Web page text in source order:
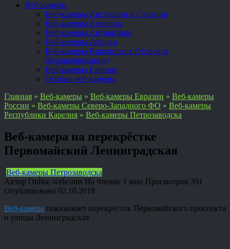
Веб-камеры
Веб-камеры Австралии и Океании
Веб-камеры Америки
Веб-камеры Антарктики
Веб-камеры Африки
Веб-камеры Виргинских Островов
(Великобритания)
Веб-камеры Евразии
Особые веб-камеры
Главная » Веб-камеры » Веб-камеры Евразии » Веб-камеры
России » Веб-камеры Северо-Западного ФО » Веб-камеры
Республики Карелия » Веб-камеры Петрозаводска
Веб-камера на перекрёстке
Первомайский Ленинградская
Веб-камеры Петрозаводска
Автор Online.webcams На чтение 1 мин Просмотров 391
Опубликовано 02.10.2018
Веб-камера показывает перекрёсток Первомайского проспекта
и улицы Ленинградская